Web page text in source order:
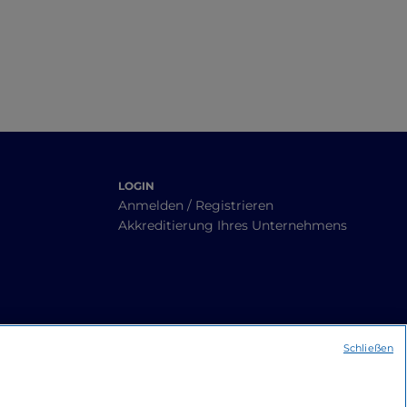
LOGIN
Anmelden / Registrieren
Akkreditierung Ihres Unternehmens
Schließen